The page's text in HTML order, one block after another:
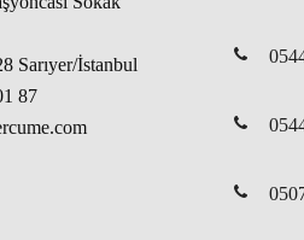
Sarıyer/İstanbul
87